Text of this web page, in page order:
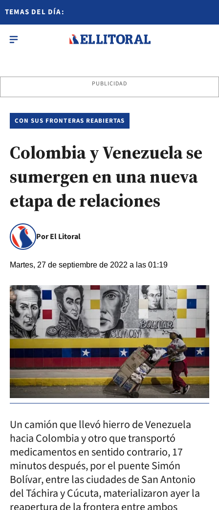
TEMAS DEL DÍA:
PUBLICIDAD
CON SUS FRONTERAS REABIERTAS
Colombia y Venezuela se
sumergen en una nueva
etapa de relaciones
Por El Litoral
Martes, 27 de septiembre de 2022 a las 01:19
Un camión que llevó hierro de Venezuela
hacia Colombia y otro que transportó
medicamentos en sentido contrario, 17
minutos después, por el puente Simón
Bolívar, entre las ciudades de San Antonio
del Táchira y Cúcuta, materializaron ayer la